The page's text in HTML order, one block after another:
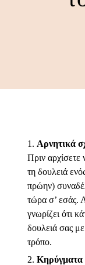
Αρνητικά
Πριν αρχίσετε
τη δουλειά
πρώην)
τώρα σ’ εσάς.
γνωρίζει ότι
δουλειά σας
τρόπο.
Κηρύγματα